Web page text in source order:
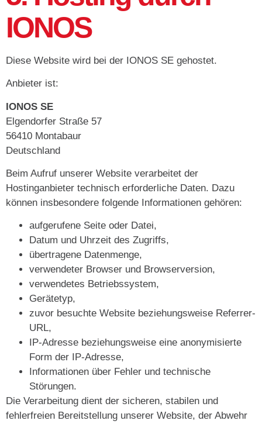
IONOS
Diese Website wird bei der IONOS SE gehostet.
Anbieter ist:
IONOS SE
Elgendorfer Straße 57
56410 Montabaur
Deutschland
Beim Aufruf unserer Website verarbeitet der
Hostinganbieter technisch erforderliche Daten. Dazu
können insbesondere folgende Informationen gehören:
aufgerufene Seite oder Datei,
Datum und Uhrzeit des Zugriffs,
übertragene Datenmenge,
verwendeter Browser und Browserversion,
verwendetes Betriebssystem,
Gerätetyp,
zuvor besuchte Website beziehungsweise Referrer-
URL,
IP-Adresse beziehungsweise eine anonymisierte
Form der IP-Adresse,
Informationen über Fehler und technische
Störungen.
Die Verarbeitung dient der sicheren, stabilen und
fehlerfreien Bereitstellung unserer Website, der Abwehr